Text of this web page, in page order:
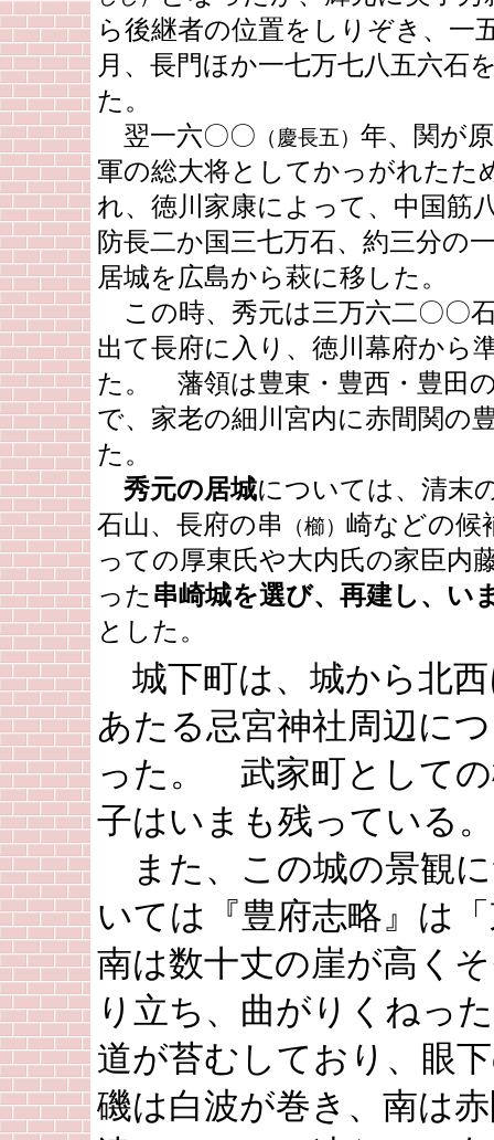
ら後継者の位置をしりぞき、一
月、長門ほか一七万七八五六石
た。
翌一六〇〇 （慶長五） 年、関が
軍の総大将としてかっがれたた
れ、徳川家康によって、中国筋
防長二か国三七万石、約三分の
居城を広島から萩に移した。
この時、秀元は三万六二〇〇
出て長府に入り、徳川幕府から
た。 藩領は豊東・豊西・豊田
で、家老の細川宮内に赤間関の
た。
秀元の居城については、清末
石山、長府の串
（櫛） 崎などの候
っての厚東氏や大内氏の家臣内
った 串崎城を選び、再建し、い
とした。
城下町は、城から北
あたる忌宮神社周辺に
った。 武家町として
子はいまも残っている。
また、この城の景観
いては『豊府志略』は
南は数十丈の崖が高く
り立ち、曲がりくねっ
道が苔むしており、眼
磯は白波が巻き、南は